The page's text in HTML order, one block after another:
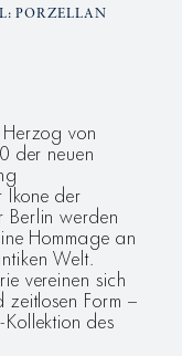
PORZELLAN
von
der neuen
Ikone der
werden
Hommage an
Welt.
vereinen sich
Form –
des